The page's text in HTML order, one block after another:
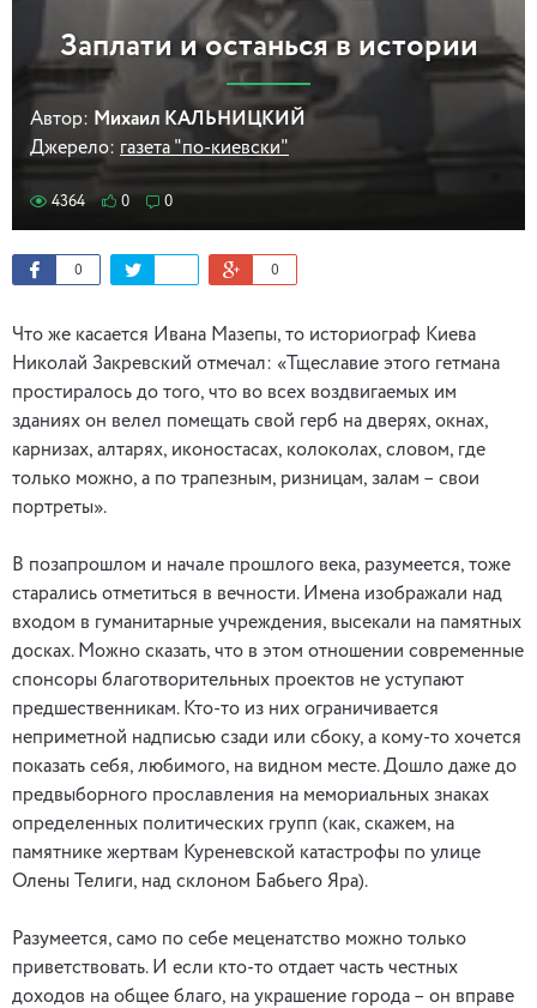
Заплати и останься в истории
Автор: Михаил КАЛЬНИЦКИЙ
Джерело: газета "по-киевски"
4364 0 0
0 0
Что же касается Ивана Мазепы, то историограф Киева
Николай Закревский отмечал: «Тщеславие этого гетмана
простиралось до того, что во всех воздвигаемых им
зданиях он велел помещать свой герб на дверях, окнах,
карнизах, алтарях, иконостасах, колоколах, словом, где
только можно, а по трапезным, ризницам, залам – свои
портреты».
В позапрошлом и начале прошлого века, разумеется, тоже
старались отметиться в вечности. Имена изображали над
входом в гуманитарные учреждения, высекали на памятных
досках. Можно сказать, что в этом отношении современные
спонсоры благотворительных проектов не уступают
предшественникам. Кто-то из них ограничивается
неприметной надписью сзади или сбоку, а кому-то хочется
показать себя, любимого, на видном месте. Дошло даже до
предвыборного прославления на мемориальных знаках
определенных политических групп (как, скажем, на
памятнике жертвам Куреневской катастрофы по улице
Олены Телиги, над склоном Бабьего Яра).
Разумеется, само по себе меценатство можно только
приветствовать. И если кто-то отдает часть честных
доходов на общее благо, на украшение города – он вправе